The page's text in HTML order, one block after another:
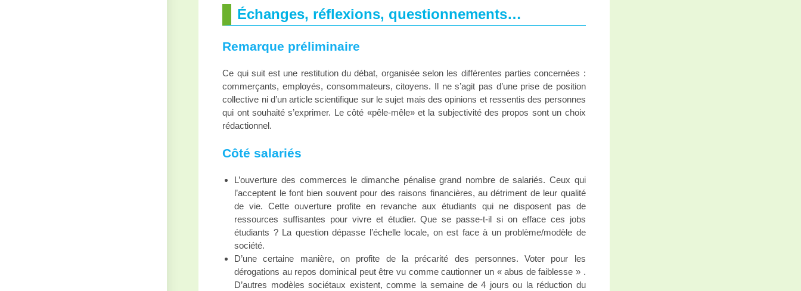
Échanges, réflexions, questionnements…
Remarque préliminaire
Ce qui suit est une restitution du débat, organisée selon les différentes parties concernées :
commerçants, employés, consommateurs, citoyens. Il ne s’agit pas d’une prise de position
collective ni d’un article scientifique sur le sujet mais des opinions et ressentis des personnes
qui ont souhaité s’exprimer. Le côté «pêle-mêle» et la subjectivité des propos sont un choix
rédactionnel.
Côté salariés
L’ouverture des commerces le dimanche pénalise grand nombre de salariés. Ceux qui
l’acceptent le font bien souvent pour des raisons financières, au détriment de leur qualité
de vie. Cette ouverture profite en revanche aux étudiants qui ne disposent pas de
ressources suffisantes pour vivre et étudier. Que se passe-t-il si on efface ces jobs
étudiants ? La question dépasse l’échelle locale, on est face à un problème/modèle de
société.
D’une certaine manière, on profite de la précarité des personnes. Voter pour les
dérogations au repos dominical peut être vu comme cautionner un « abus de faiblesse » .
D’autres modèles sociétaux existent, comme la semaine de 4 jours ou la réduction du